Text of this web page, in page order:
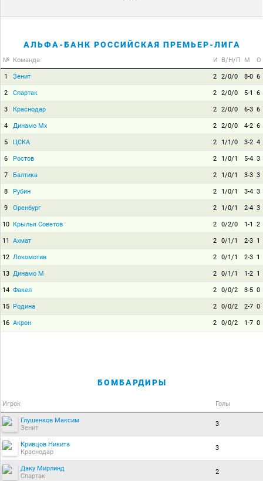
АЛЬФА-БАНК РОССИЙСКАЯ ПРЕМЬЕР-ЛИГА
№ Команда И В/Н/П М О
1 Зенит 2 2/0/0 8-0 6
2 Спартак 2 2/0/0 5-1 6
3 Краснодар 2 2/0/0 6-3 6
4 Динамо Мх 2 2/0/0 4-2 6
5 ЦСКА 2 1/1/0 3-2 4
6 Ростов 2 1/0/1 5-4 3
7 Балтика 2 1/0/1 3-3 3
8 Рубин 2 1/0/1 3-4 3
9 Оренбург 2 1/0/1 2-4 3
10 Крылья Советов 2 0/2/0 1-1 2
11 Ахмат 2 0/1/1 2-3 1
12 Локомотив 2 0/1/1 2-3 1
13 Динамо М 2 0/1/1 1-2 1
14 Факел 2 0/0/2 3-5 0
15 Родина 2 0/0/2 2-7 0
16 Акрон 2 0/0/2 1-7 0
БОМБАРДИРЫ
Игрок Голы
Глушенков Максим
Зенит
3
Кривцов Никита
Краснодар
3
Даку Мирлинд
Спартак
2